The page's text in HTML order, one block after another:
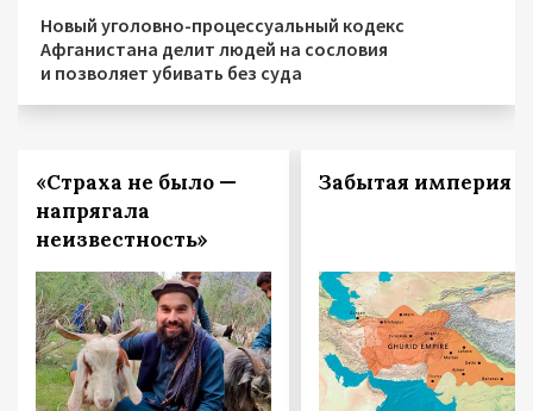
Новый уголовно-процессуальный кодекс
Афганистана делит людей на сословия
и позволяет убивать без суда
«Страха не было —
напрягала
неизвестность»
Забытая империя